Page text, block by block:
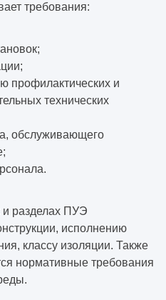
требования:
профилактических и
технических
обслуживающего
и разделах ПУЭ
исполнению
классу изоляции. Также
нормативные требования